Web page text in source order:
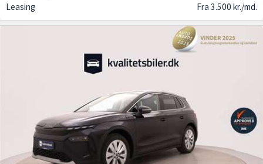
Leasing
Fra 3.500 kr./md.